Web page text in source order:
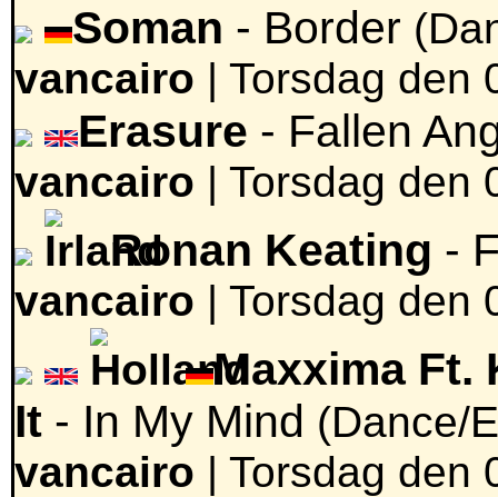
Soman - Border
vancairo | Torsdag den
Erasure - Fallen
vancairo | Torsdag den
Ronan Keating -
vancairo | Torsdag den
Maxxima Ft.
It - In My Mind (Dance/
vancairo | Torsdag den